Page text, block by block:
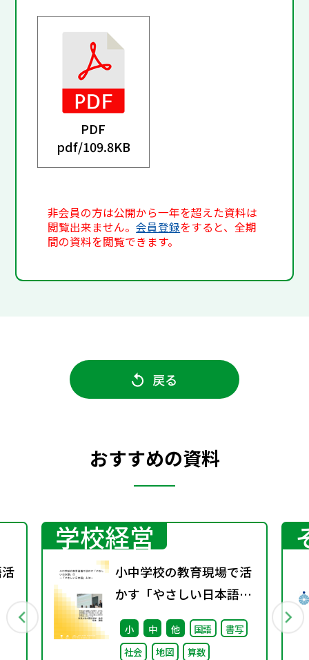
PDF
pdf/109.8KB
非会員の方は公開から一年を超えた資料は
閲覧出来ません。会員登録をすると、全期
間の資料を閲覧できます。
戻る
おすすめの資料
学校経営
小中学校の教育現場で活
かす「やさしい日本語」
① ～「やさしい日本語」
とは～
小 中 他 国語
書写
社会
地図
算数